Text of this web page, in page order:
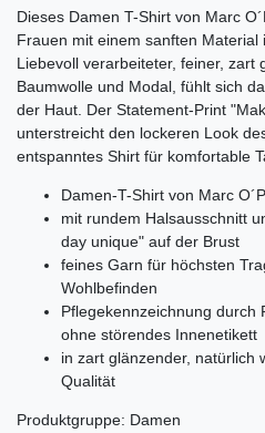
Dieses Damen T-Shirt von Marc
Frauen mit einem sanften Material
Liebevoll verarbeiteter, feiner, zart
Baumwolle und Modal, fühlt sich
der Haut. Der Statement-Print
unterstreicht den lockeren Look
entspanntes Shirt für komfortable
Damen-T-Shirt von Marc
mit rundem Halsausschnitt
day unique" auf der Brust
feines Garn für höchsten
Wohlbefinden
Pflegekennzeichnung durch
ohne störendes Innenetikett
in zart glänzender, natürlich
Qualität
Produktgruppe: Damen